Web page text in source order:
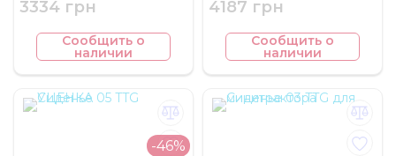
3334 грн
Сообщить о
наличии
4187 грн
Сообщить о
наличии
-46%